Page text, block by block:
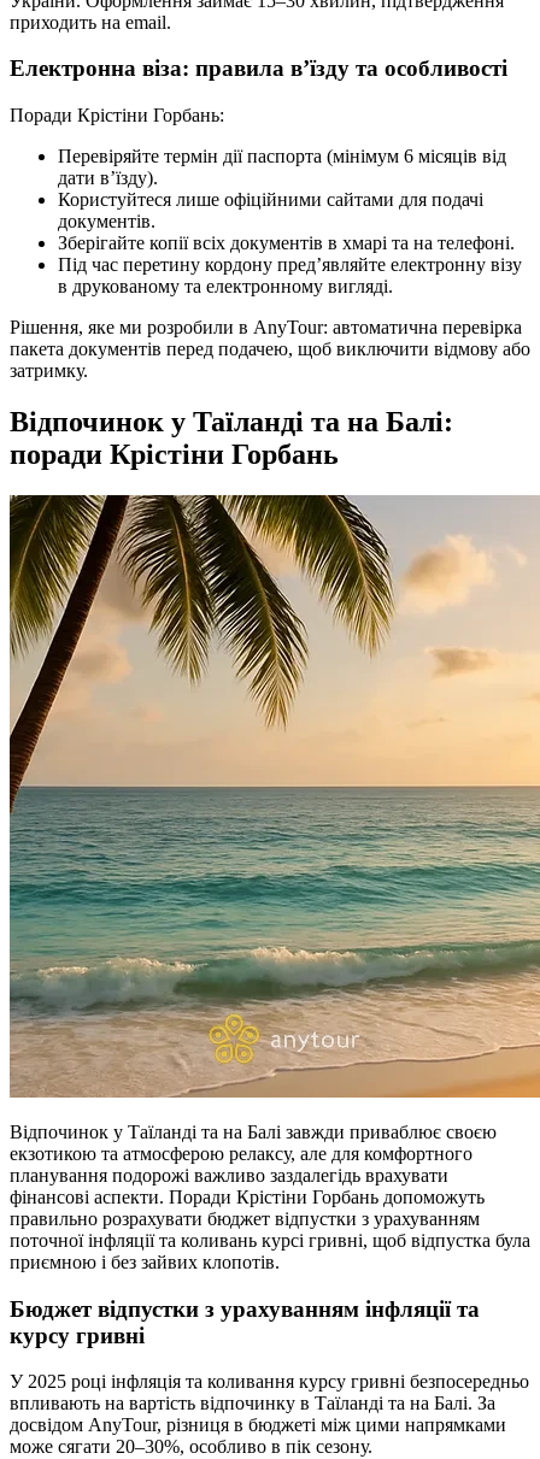
приходить на email.
Електронна віза: правила в’їзду та особливості
Поради Крістіни Горбань:
Перевіряйте термін дії паспорта (мінімум 6 місяців від
дати в’їзду).
Користуйтеся лише офіційними сайтами для подачі
документів.
Зберігайте копії всіх документів в хмарі та на телефоні.
Під час перетину кордону пред’являйте електронну візу
в друкованому та електронному вигляді.
Рішення, яке ми розробили в AnyTour: автоматична перевірка
пакета документів перед подачею, щоб виключити відмову або
затримку.
Відпочинок у Таїланді та на Балі:
поради Крістіни Горбань
Відпочинок у Таїланді та на Балі завжди приваблює своєю
екзотикою та атмосферою релаксу, але для комфортного
планування подорожі важливо заздалегідь врахувати
фінансові аспекти. Поради Крістіни Горбань допоможуть
правильно розрахувати бюджет відпустки з урахуванням
поточної інфляції та коливань курсі гривні, щоб відпустка була
приємною і без зайвих клопотів.
Бюджет відпустки з урахуванням інфляції та
курсу гривні
У 2025 році інфляція та коливання курсу гривні безпосередньо
впливають на вартість відпочинку в Таїланді та на Балі. За
досвідом AnyTour, різниця в бюджеті між цими напрямками
може сягати 20–30%, особливо в пік сезону.